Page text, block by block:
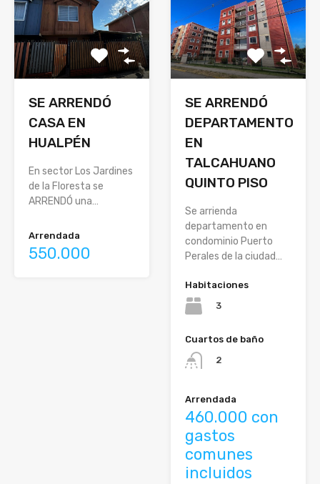
SE ARRENDÓ
CASA EN
HUALPÉN
En sector Los Jardines
de la Floresta se
ARRENDÓ una…
Arrendada
550.000
SE ARRENDÓ
DEPARTAMENTO
EN
TALCAHUANO
QUINTO PISO
Se arrienda
departamento en
condominio Puerto
Perales de la ciudad…
Habitaciones
3
Cuartos de baño
2
Arrendada
460.000 con
gastos
comunes
incluidos